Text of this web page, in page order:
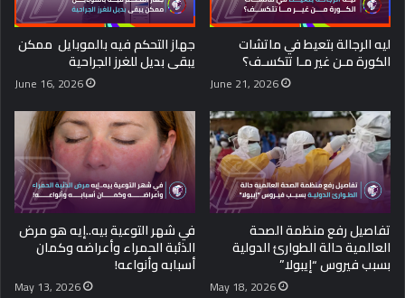
ليه الرجالة بتعيط في ماتشات
الكورة مـن غير مـا تتكسـف؟
June 21, 2026
جهاز التحكم فيه بالموبايل ممكن
يبقى بديل للغرز الجراحية
June 16, 2026
تفاصيل رفع منظمة الصحة
العالمية حالة الطوارئ الدولية
بسبب فيروس “إيبولا”
May 18, 2026
في شهر التوعية بيه..إيه هو مرض
الذئبة الحمراء وأعراضه وكمان
أسبابه وأنواعه!
May 13, 2026